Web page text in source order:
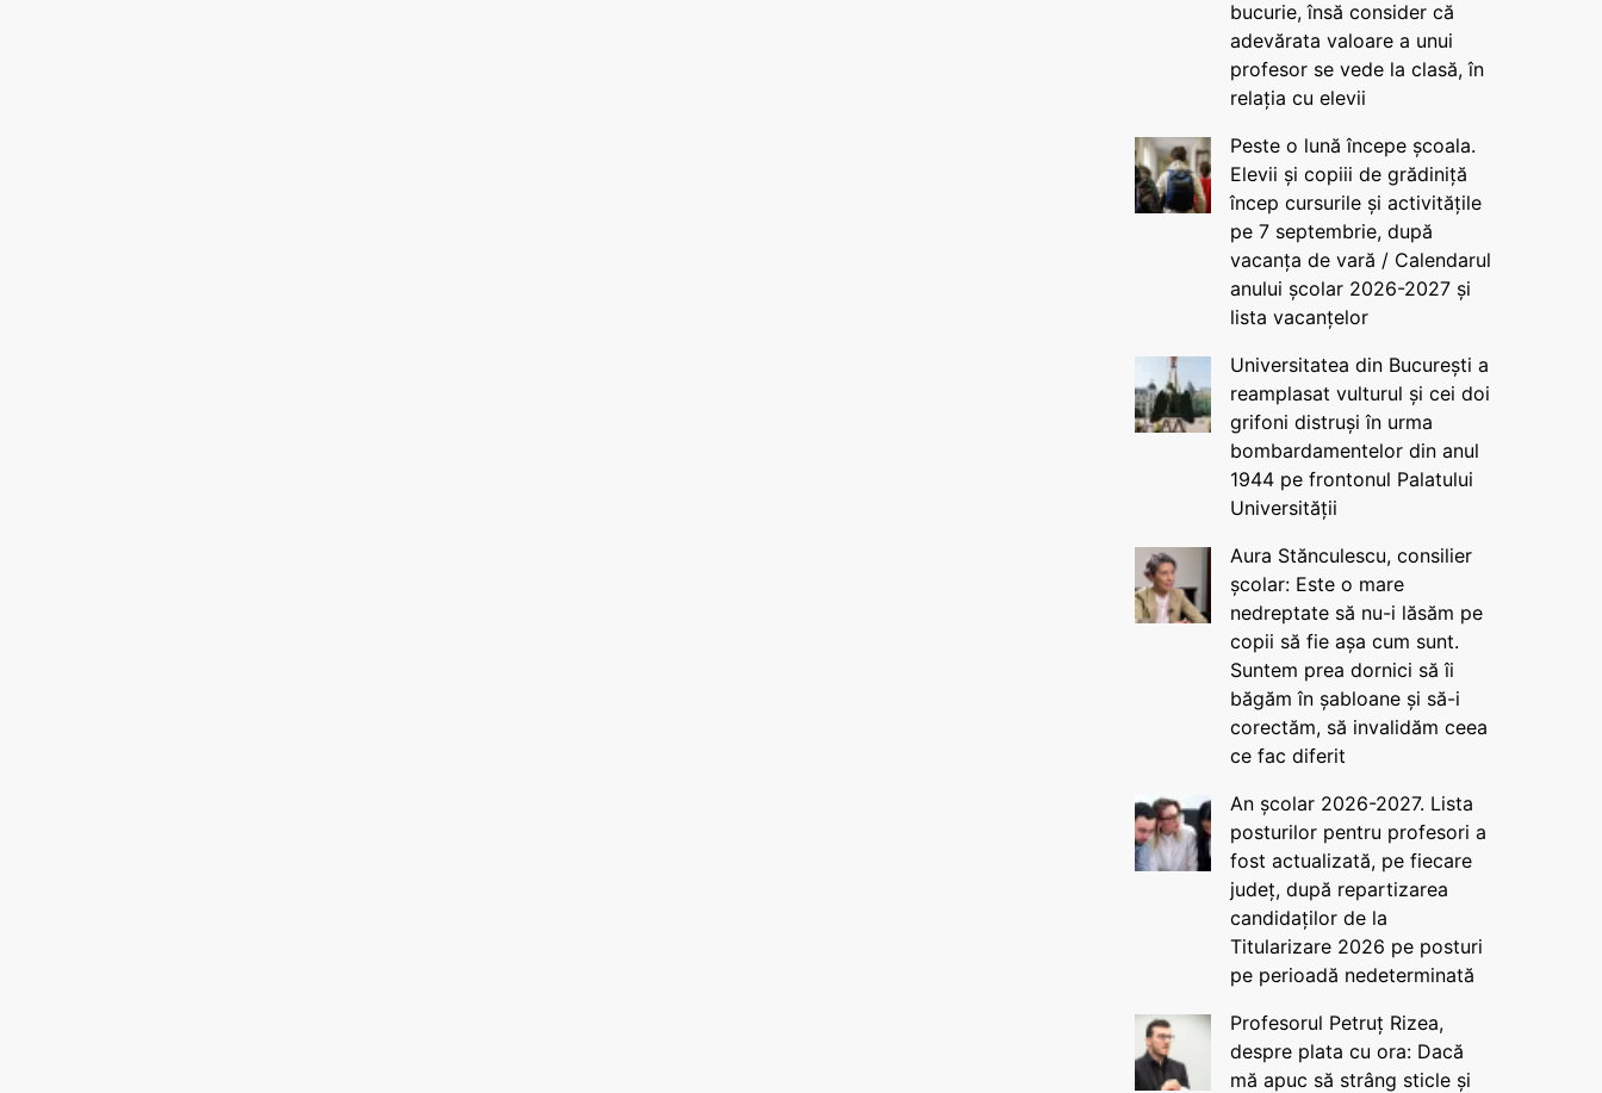
bucurie, însă consider că
adevărata valoare a unui
profesor se vede la clasă, în
relația cu elevii
Peste o lună începe școala.
Elevii și copiii de grădiniță
încep cursurile și activitățile
pe 7 septembrie, după
vacanța de vară / Calendarul
anului școlar 2026-2027 și
lista vacanțelor
Universitatea din București a
reamplasat vulturul și cei doi
grifoni distruși în urma
bombardamentelor din anul
1944 pe frontonul Palatului
Universității
Aura Stănculescu, consilier
școlar: Este o mare
nedreptate să nu-i lăsăm pe
copii să fie așa cum sunt.
Suntem prea dornici să îi
băgăm în șabloane și să-i
corectăm, să invalidăm ceea
ce fac diferit
An școlar 2026-2027. Lista
posturilor pentru profesori a
fost actualizată, pe fiecare
județ, după repartizarea
candidaților de la
Titularizare 2026 pe posturi
pe perioadă nedeterminată
Profesorul Petruț Rizea,
despre plata cu ora: Dacă
mă apuc să strâng sticle și